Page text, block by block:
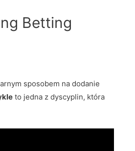
Betting
sposobem na dodanie
to jedna z dyscyplin, która